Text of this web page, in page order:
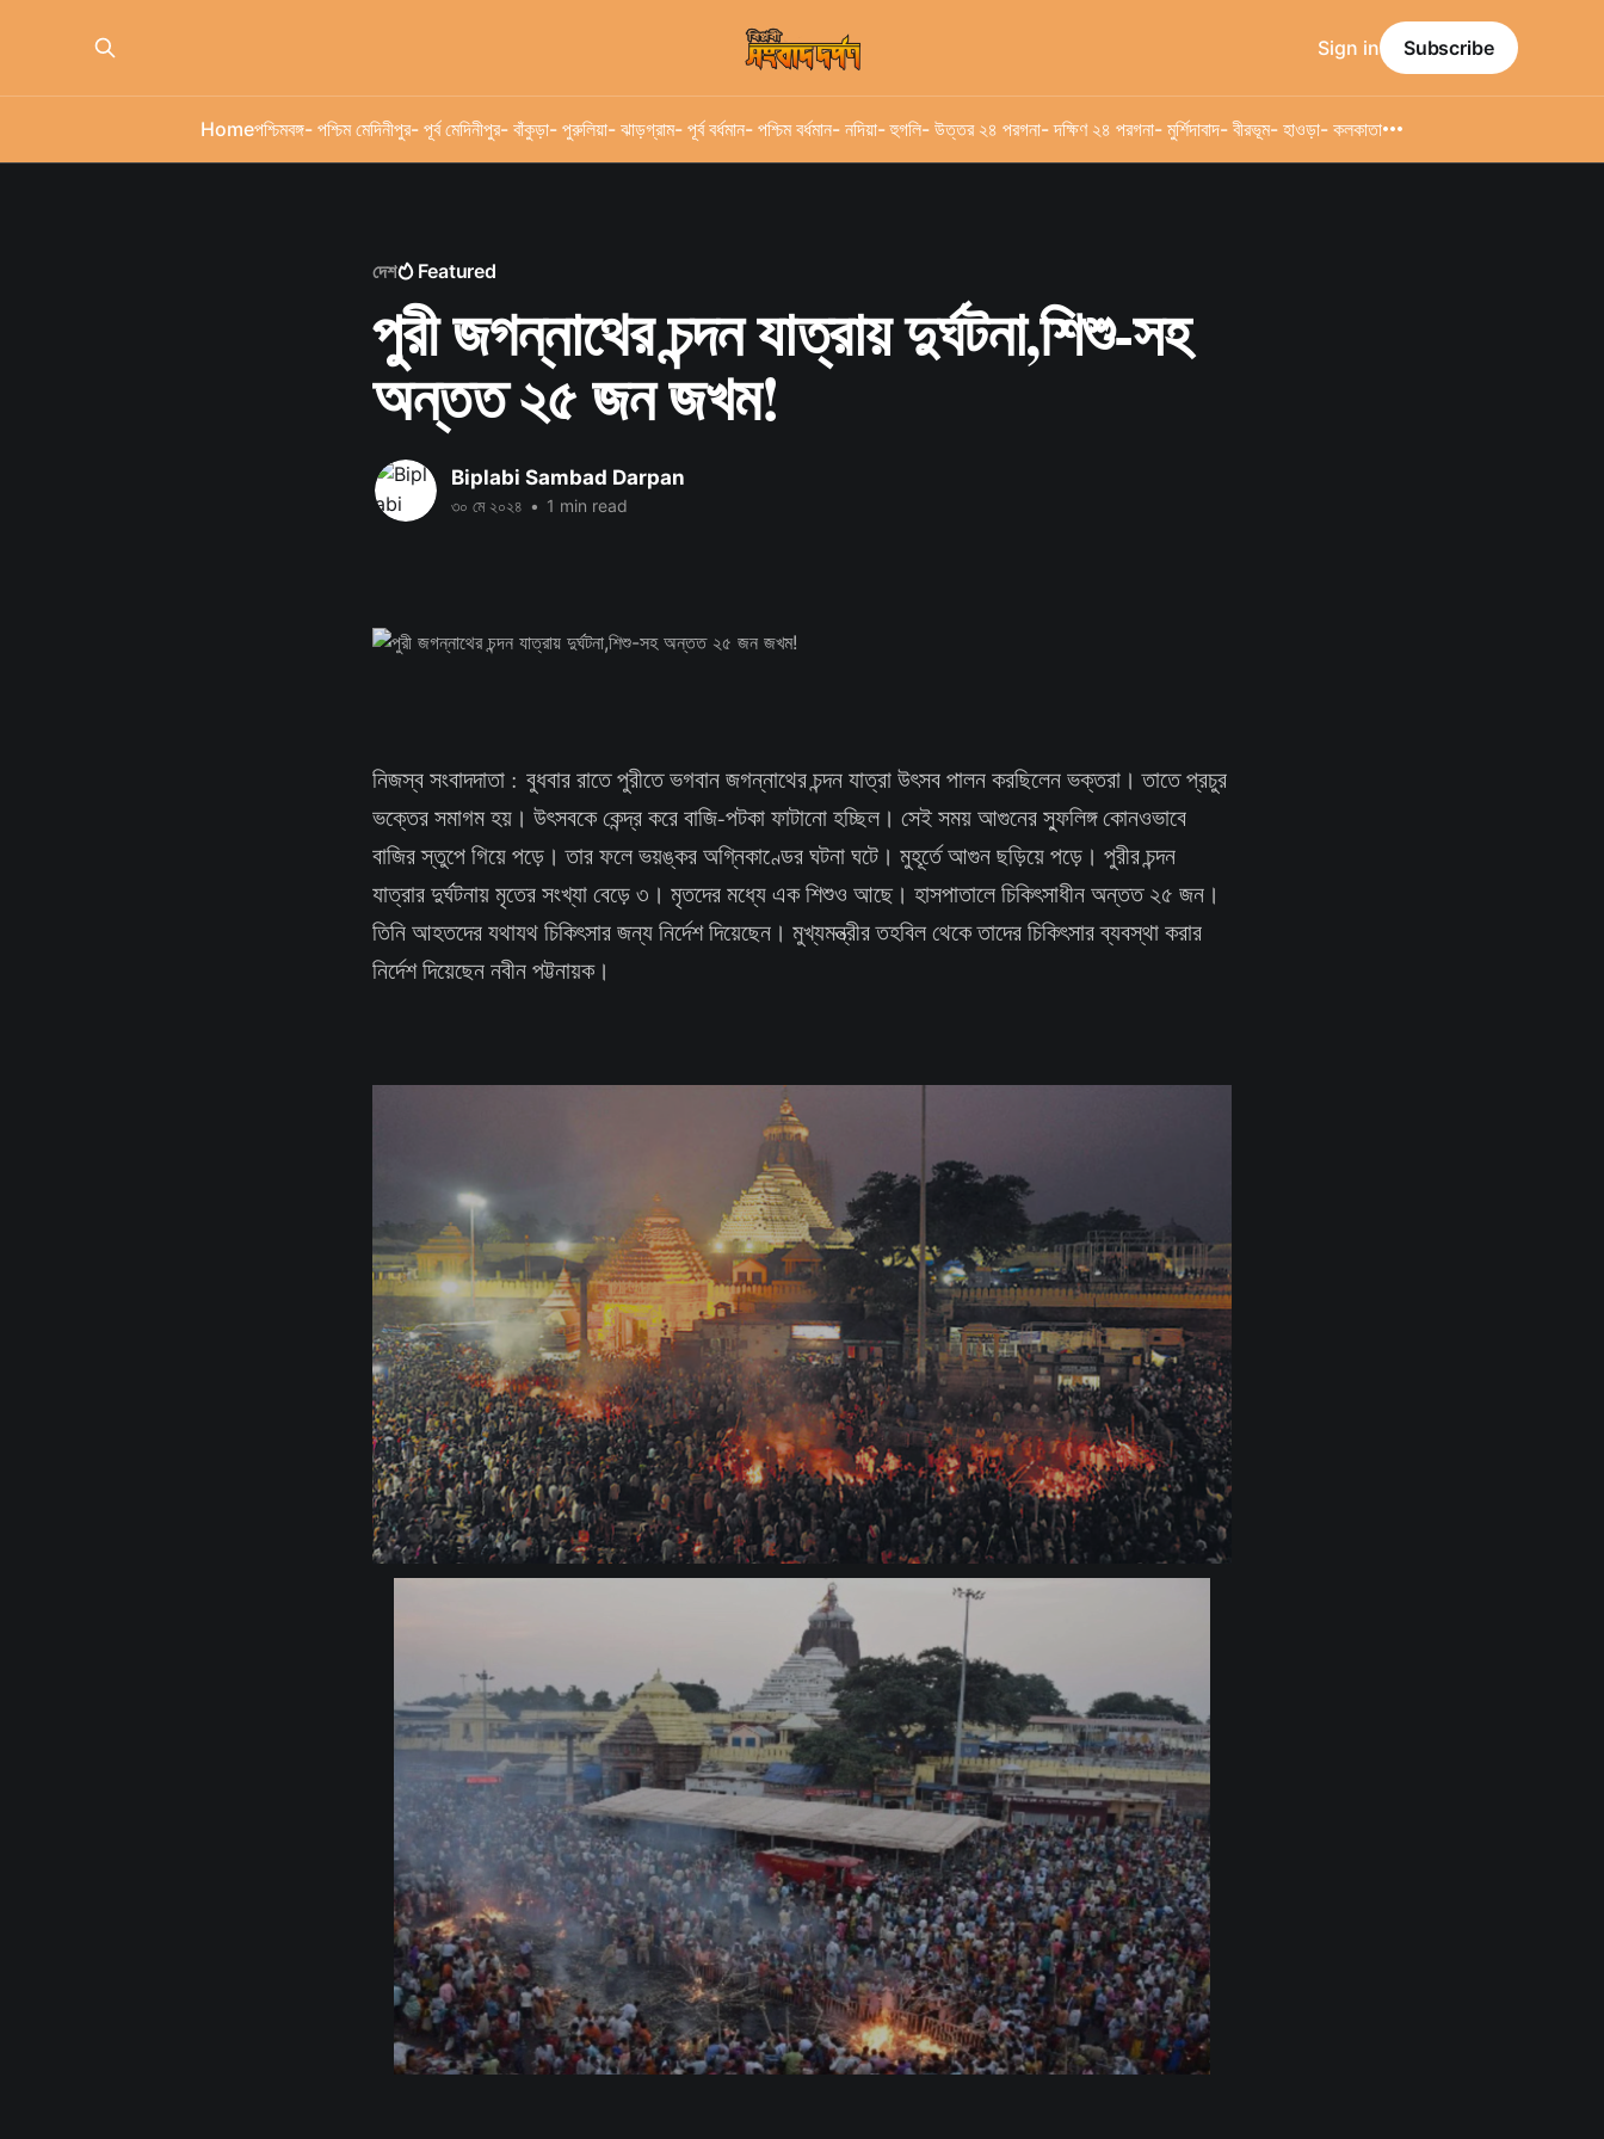
Homeপশ্চিমবঙ্গ- পশ্চিম মেদিনীপুর- পূর্ব মেদিনীপুর- বাঁকুড়া- পুরুলিয়া- ঝাড়গ্রাম- পূর্ব বর্ধমান- পশ্চিম বর্ধমান- নদিয়া- হুগলি- উত্তর ২৪ পরগনা- দক্ষিণ ২৪ পরগনা- মুর্শিদাবাদ- বীরভূম- হাওড়া- কলকাতা
Sign in Subscribe
দেশ Featured
পুরী জগন্নাথের চন্দন যাত্রায় দুর্ঘটনা,শিশু-সহ
অন্তত ২৫ জন জখম!
Biplabi Sambad Darpan
৩০ মে ২০২৪ • 1 min read
নিজস্ব সংবাদদাতা : বুধবার রাতে পুরীতে ভগবান জগন্নাথের চন্দন যাত্রা উৎসব পালন করছিলেন ভক্তরা। তাতে প্রচুর
ভক্তের সমাগম হয়। উৎসবকে কেন্দ্র করে বাজি-পটকা ফাটানো হচ্ছিল। সেই সময় আগুনের স্ফুলিঙ্গ কোনওভাবে
বাজির স্তুপে গিয়ে পড়ে। তার ফলে ভয়ঙ্কর অগ্নিকাণ্ডের ঘটনা ঘটে। মুহূর্তে আগুন ছড়িয়ে পড়ে। পুরীর চন্দন
যাত্রার দুর্ঘটনায় মৃতের সংখ্যা বেড়ে ৩। মৃতদের মধ্যে এক শিশুও আছে। হাসপাতালে চিকিৎসাধীন অন্তত ২৫ জন।
তিনি আহতদের যথাযথ চিকিৎসার জন্য নির্দেশ দিয়েছেন। মুখ্যমন্ত্রীর তহবিল থেকে তাদের চিকিৎসার ব্যবস্থা করার
নির্দেশ দিয়েছেন নবীন পট্টনায়ক।